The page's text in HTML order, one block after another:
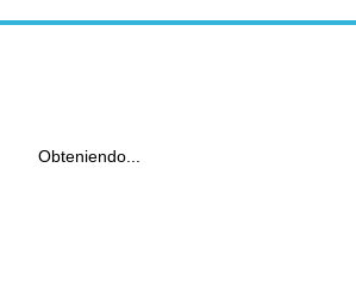
Obteniendo...